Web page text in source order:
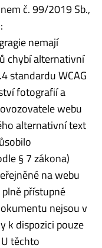
č. 99/2019 Sb.,
nemají
chybí alternativní
standardu WCAG
fotografií a
webu
alternativní text
§ 7 zákona)
na webu
přístupné
nejsou v
k dispozici pouze
těchto